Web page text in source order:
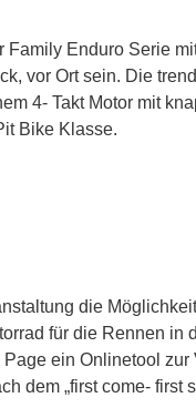
Family Enduro Serie
vor Ort sein. Die
4- Takt Motor mit
Bike Klasse.
die
für die Rennen in
ein Onlinetool
dem „first come- first